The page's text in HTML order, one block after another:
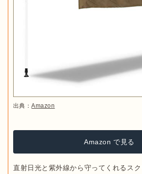
出典：Amazon
Amazon で見る
直射日光と紫外線から守ってくれるス